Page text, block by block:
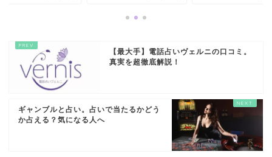
【最大手】電話占いヴェルニの口コミ。
真実を超徹底解説！
ギャンブルと占い。占いで当たるかどう
か占える？気になる人へ